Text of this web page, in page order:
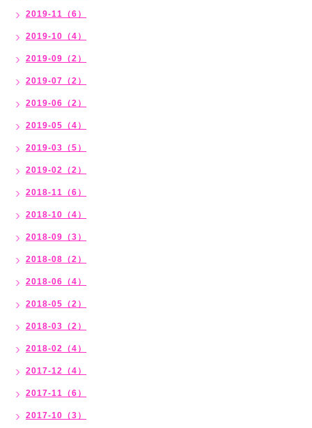
2019-11（6）
2019-10（4）
2019-09（2）
2019-07（2）
2019-06（2）
2019-05（4）
2019-03（5）
2019-02（2）
2018-11（6）
2018-10（4）
2018-09（3）
2018-08（2）
2018-06（4）
2018-05（2）
2018-03（2）
2018-02（4）
2017-12（4）
2017-11（6）
2017-10（3）